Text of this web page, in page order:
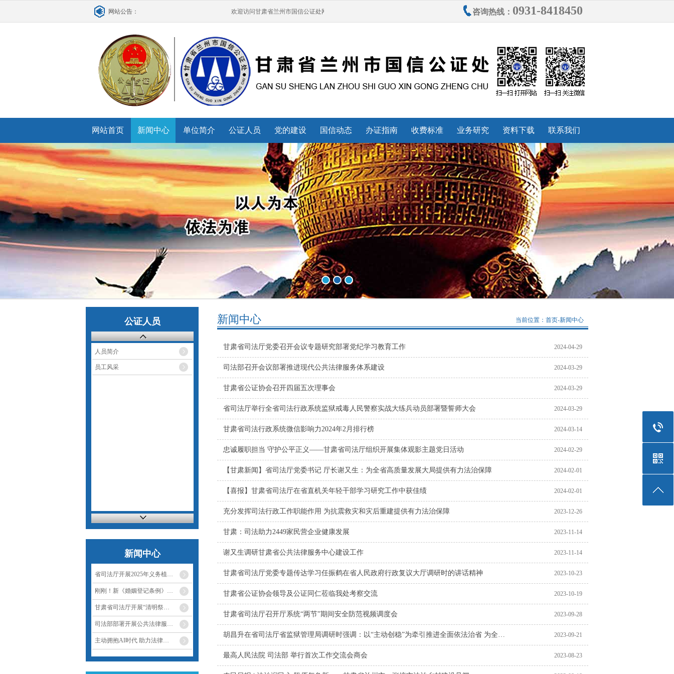
网站公告： 欢迎访问甘肃省兰州市国信公证处网站，有问题可以拨打0931-8418450 咨询热线： 0931-8418450
网站首页 新闻中心 单位简介 公证人员 党的建设 国信动态 办证指南 收费标准 业务研究 资料下载 联系我们
公证人员
人员简介
员工风采
新闻中心
省司法厅开展2025年义务植…
刚刚！新《婚姻登记条例》…
甘肃省司法厅开展“清明祭…
司法部部署开展公共法律服…
主动拥抱AI时代 助力法律…
新闻中心 当前位置： 首页-新闻中心
甘肃省司法厅党委召开会议专题研究部署党纪学习教育工作 2024-04-29
司法部召开会议部署推进现代公共法律服务体系建设 2024-03-29
甘肃省公证协会召开四届五次理事会 2024-03-29
省司法厅举行全省司法行政系统监狱戒毒人民警察实战大练兵动员部署暨誓师大会 2024-03-29
甘肃省司法行政系统微信影响力2024年2月排行榜 2024-03-14
忠诚履职担当 守护公平正义——甘肃省司法厅组织开展集体观影主题党日活动 2024-02-29
【甘肃新闻】省司法厅党委书记 厅长谢又生：为全省高质量发展大局提供有力法治保障 2024-02-01
【喜报】甘肃省司法厅在省直机关年轻干部学习研究工作中获佳绩 2024-02-01
充分发挥司法行政工作职能作用 为抗震救灾和灾后重建提供有力法治保障 2023-12-26
甘肃：司法助力2449家民营企业健康发展 2023-11-14
谢又生调研甘肃省公共法律服务中心建设工作 2023-11-14
甘肃省司法厅党委专题传达学习任振鹤在省人民政府行政复议大厅调研时的讲话精神 2023-10-23
甘肃省公证协会领导及公证同仁莅临我处考察交流 2023-10-19
甘肃省司法厅召开厅系统“两节”期间安全防范视频调度会 2023-09-28
胡昌升在省司法厅省监狱管理局调研时强调：以“主动创稳”为牵引推进全面依法治省 为全… 2023-09-21
最高人民法院 司法部 举行首次工作交流会商会 2023-08-23